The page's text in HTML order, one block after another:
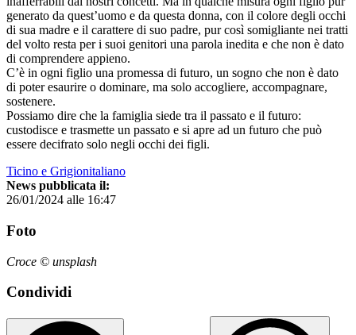
generato da quest’uomo e da questa donna, con il colore degli occhi
di sua madre e il carattere di suo padre, pur così somigliante nei tratti
del volto resta per i suoi genitori una parola inedita e che non è dato
di comprendere appieno.
C’è in ogni figlio una promessa di futuro, un sogno che non è dato
di poter esaurire o dominare, ma solo accogliere, accompagnare,
sostenere.
Possiamo dire che la famiglia siede tra il passato e il futuro:
custodisce e trasmette un passato e si apre ad un futuro che può
essere decifrato solo negli occhi dei figli.
Ticino e Grigionitaliano
News pubblicata il:
26/01/2024 alle 16:47
Foto
Croce © unsplash
Condividi